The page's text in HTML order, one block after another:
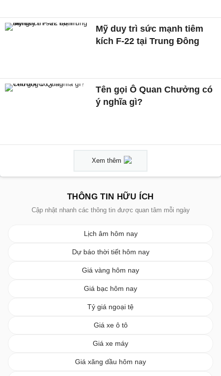
Mỹ duy trì sức mạnh tiêm
kích F-22 tại Trung Đông
Tên gọi Ô Quan Chưởng có
ý nghĩa gì?
Xem thêm
THÔNG TIN HỮU ÍCH
Cập nhật nhanh các thông tin được quan tâm mỗi ngày
Lịch âm hôm nay
Dự báo thời tiết hôm nay
Giá vàng hôm nay
Giá bạc hôm nay
Tỷ giá ngoại tệ
Giá xe ô tô
Giá xe máy
Giá xăng dầu hôm nay